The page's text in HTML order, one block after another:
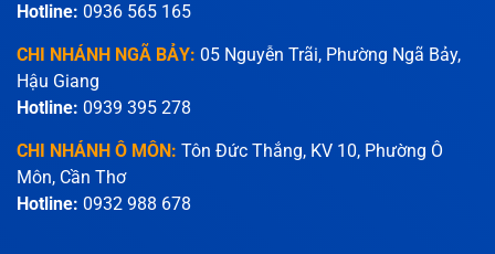
Hotline: 0936 565 165
CHI NHÁNH NGÃ BẢY: 05 Nguyễn Trãi, Phường Ngã Bảy,
Hậu Giang
Hotline: 0939 395 278
CHI NHÁNH Ô MÔN: Tôn Đức Thắng, KV 10, Phường Ô
Môn, Cần Thơ
Hotline: 0932 988 678